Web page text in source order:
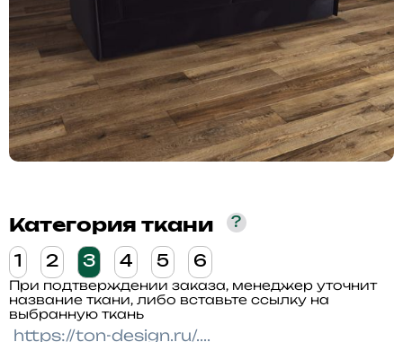
Категория ткани ?
1 2 3 4 5 6
При подтверждении заказа, менеджер уточнит
название ткани, либо вставьте ссылку на
выбранную ткань